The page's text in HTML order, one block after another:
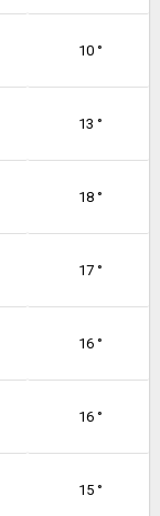
10 °
13 °
18 °
17 °
16 °
16 °
15 °